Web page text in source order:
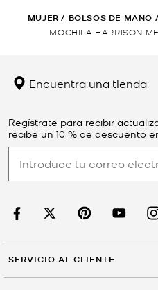
MUJER / BOLSOS DE MANO /
MOCHILA HARRISON
Encuentra una tienda
Regístrate para recibir
recibe un 10 % de descuento
SERVICIO AL CLIENTE